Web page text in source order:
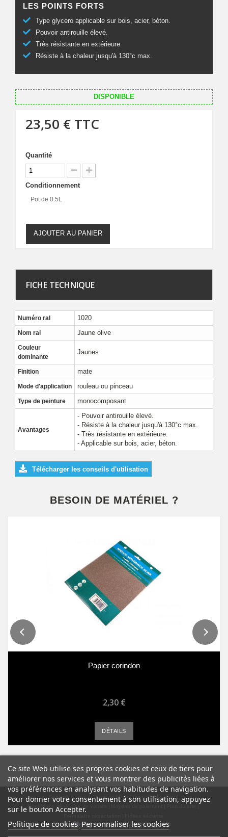
LES POINTS FORTS
Type glycero applicable sur bois, acier, béton.
Pouvoir antirouille élevé.
Très résistante en extérieure.
Résiste à la chaleur jusqu'à 130°c max.
DISPONIBLE
23,50 € TTC
Quantité
Conditionnement
Pot de 0.5L
AJOUTER AU PANIER
FICHE TECHNIQUE
Numéro ral 1020
Nom ral Jaune olive
Couleur
dominante
Jaunes
Finition mate
Mode d'application rouleau ou pinceau
Type de peinture monocomposant
Avantages
- Pouvoir antirouille élevé.
- Résiste à la chaleur jusqu'à 130°c max.
- Très résistante en extérieure.
- Applicable sur bois, acier, béton.
Télécharger les conseils d'utilisation
BESOIN DE MATÉRIEL ?
Papier corindon
2,30 €
DÉTAILS
Contactez-nous Livraison
Conditions d'utilisation
Conditions générales de ventes
Formulaire rétractation
Ce site Web utilise ses propres cookies et ceux de tiers pour
améliorer nos services et vous montrer des publicités liées à
vos préférences en analysant vos habitudes de navigation.
Pour donner votre consentement à son utilisation, appuyez
sur le bouton Accepter.
Politique de cookies Personnaliser les cookies